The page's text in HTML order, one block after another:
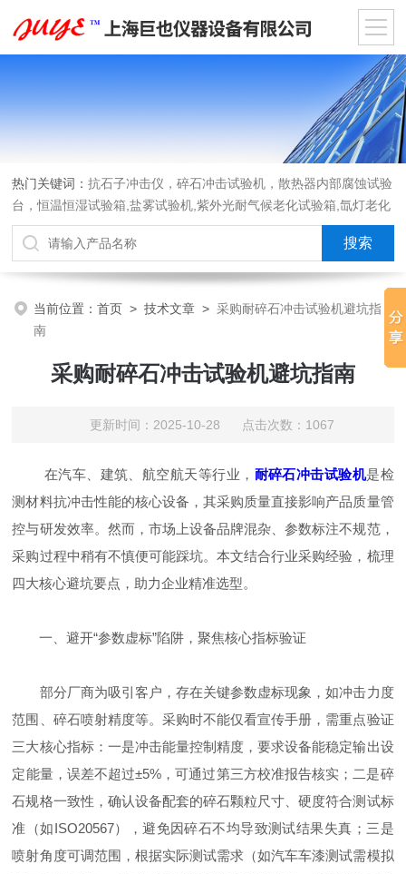
热门关键词：抗石子冲击仪，碎石冲击试验机，散热器内部腐蚀试验
台，恒温恒湿试验箱,盐雾试验机,紫外光耐气候老化试验箱,氙灯老化
试验箱，沙尘试验箱，淋雨试验箱，汽车内饰材料燃烧试验机
当前位置：首页 >技术文章 > 采购耐碎石冲击试验机避坑指
南
采购耐碎石冲击试验机避坑指南
更新时间：2025-10-28 点击次数：1067
在汽车、建筑、航空航天等行业， 耐碎石冲击试验机是检
测材料抗冲击性能的核心设备，其采购质量直接影响产品质量管
控与研发效率。然而，市场上设备品牌混杂、参数标注不规范，
采购过程中稍有不慎便可能踩坑。本文结合行业采购经验，梳理
四大核心避坑要点，助力企业精准选型。
一、避开“参数虚标”陷阱，聚焦核心指标验证
部分厂商为吸引客户，存在关键参数虚标现象，如冲击力度
范围、碎石喷射精度等。采购时不能仅看宣传手册，需重点验证
三大核心指标：一是冲击能量控制精度，要求设备能稳定输出设
定能量，误差不超过±5%，可通过第三方校准报告核实；二是碎
石规格一致性，确认设备配套的碎石颗粒尺寸、硬度符合测试标
准（如ISO20567），避免因碎石不均导致测试结果失真；三是
喷射角度可调范围，根据实际测试需求（如汽车车漆测试需模拟